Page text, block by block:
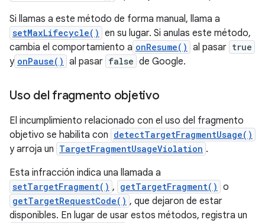
Si llamas a este método de forma manual, llama a
setMaxLifecycle() en su lugar. Si anulas este método,
cambia el comportamiento a onResume() al pasar true
y onPause() al pasar false de Google.
Uso del fragmento objetivo
El incumplimiento relacionado con el uso del fragmento
objetivo se habilita con detectTargetFragmentUsage()
y arroja un TargetFragmentUsageViolation .
Esta infracción indica una llamada a
setTargetFragment() , getTargetFragment() o
getTargetRequestCode() , que dejaron de estar
disponibles. En lugar de usar estos métodos, registra un